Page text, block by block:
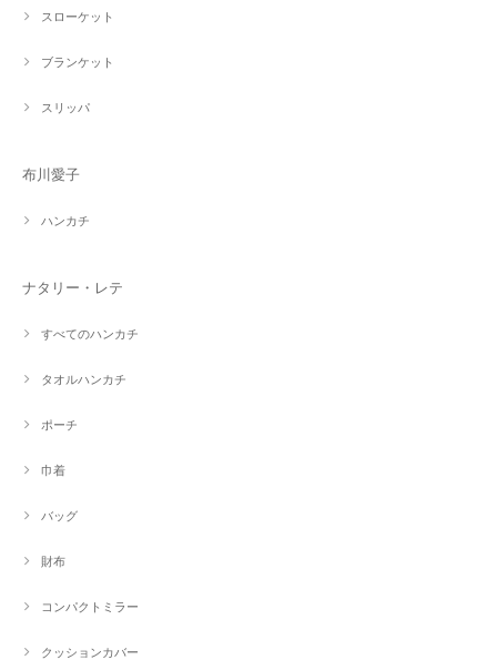
スローケット
ブランケット
スリッパ
布川愛子
ハンカチ
ナタリー・レテ
すべてのハンカチ
タオルハンカチ
ポーチ
巾着
バッグ
財布
コンパクトミラー
クッションカバー